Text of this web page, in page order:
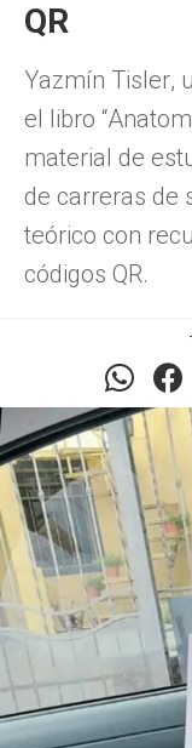
QR
Yazmín Tisler,
el libro
material de
de carreras de
teórico con
códigos QR.